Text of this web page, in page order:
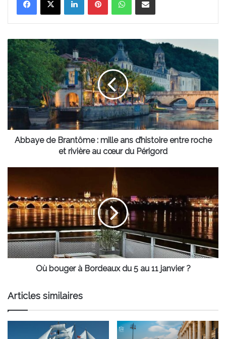
Abbaye
de
Brantôme
:
mille
ans
d’histoire
entre
roche
Périgord
Abbaye de Brantôme : mille ans d’histoire entre roche
et rivière au cœur du Périgord
à
Bordeaux
du
5
au
11
janvier
Où bouger à Bordeaux du 5 au 11 janvier ?
Articles similaires